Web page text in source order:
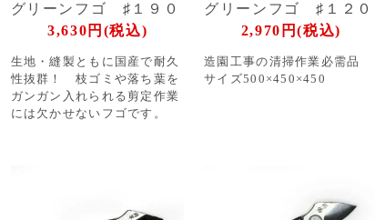
グリーンフゴ ♯１９０
3,630円(税込)
生地・縫製ともに国産で耐久
性抜群！ 枝ゴミや落ち葉を
ガンガン入れられる剪定作業
には欠かせないフゴです。
グリーンフゴ ♯１２０
2,970円(税込)
造園工事の清掃作業必需品
サイズ500×450×450